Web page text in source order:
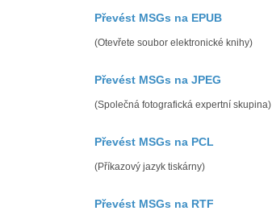
Převést MSGs na EPUB
(Otevřete soubor elektronické knihy)
Převést MSGs na JPEG
(Společná fotografická expertní skupina)
Převést MSGs na PCL
(Příkazový jazyk tiskárny)
Převést MSGs na RTF